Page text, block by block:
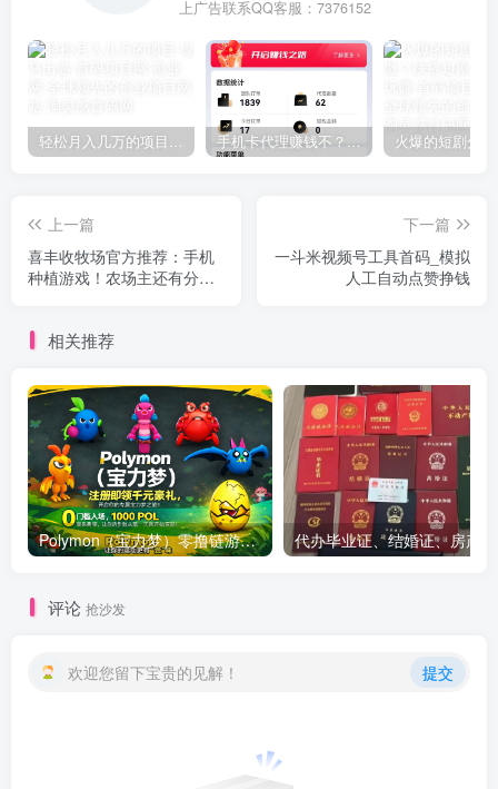
上广告联系QQ客服：7376152
轻松月入几万的项目-绿马出游 手机卡代理赚钱不？易卡售让你轻松赚钱
上一篇
喜丰收牧场官方推荐：手机
种植游戏！农场主还有分红
下一篇
一斗米视频号工具首码_模拟
人工自动点赞挣钱
相关推荐
Polymon（宝力梦）零撸链游天花板，稳定收益，轻松变现，今日全球首发！
评论 抢沙发
欢迎您留下宝贵的见解！ 提交